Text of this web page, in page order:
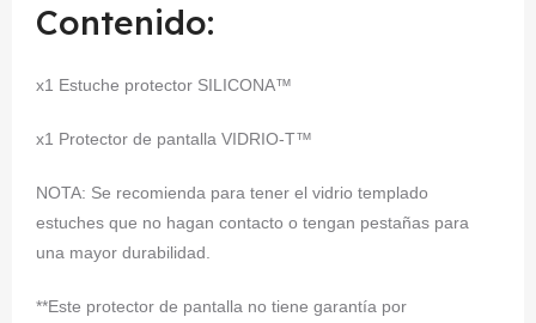
Contenido:
x1 Estuche protector SILICONA™
x1 Protector de pantalla VIDRIO-T™
NOTA: Se recomienda para tener el vidrio templado
estuches que no hagan contacto o tengan pestañas para
una mayor durabilidad.
**Este protector de pantalla no tiene garantía por